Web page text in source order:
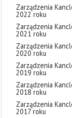
Zarządzenia
2022 roku
Zarządzenia
2021 roku
Zarządzenia
2020 roku
Zarządzenia
2019 roku
Zarządzenia
2018 roku
Zarządzenia
2017 roku